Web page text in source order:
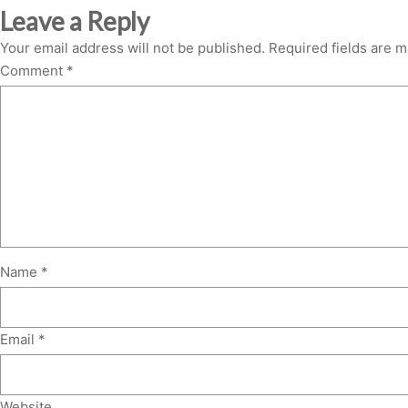
Leave a Reply
Your email address will not be published. Required fields are
Comment *
Name *
Email *